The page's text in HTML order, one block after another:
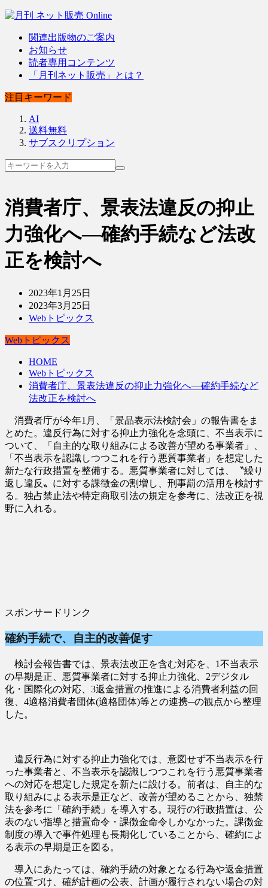
関連出版物のご案内
お知らせ
読者専用コンテンツ
「月刊ネット販売」とは？
注目キーワード
AI
送料無料
サブスクリプション
消費者庁、景表法違反の抑止
力強化へ―確約手続など法改
正を検討へ
2023年1月25日
2023年3月25日
Webトピックス
Webトピックス
HOME
Webトピックス
消費者庁、景表法違反の抑止力強化へ―確約手続など
法改正を検討へ
消費者庁が今年1月、「景品表示法検討会」の報告書をま
とめた。違反行為に対する抑止力強化を念頭に、不当表示に
ついて、「自主的な取り組みによる改善が望める事業者」、
「不当表示を認識しつつこれを行う悪質事業者」を想定した
新たな行政措置を整備する。悪質事業者に対しては、〝繰り
返し違反〟に対する課徴金の割増し、刑事罰の活用を検討す
る。独占禁止法や特定商取引法の規定を参考に、法改正を視
野に入れる。
スポンサードリンク
確約手続で、自主的改善促す
検討会報告書では、景表法改正を含む対応を、1不当表示
の早期是正、悪質事業者に対する抑止力強化、2デジタル
化・国際化の対応、3返金措置の推進による消費者利益の回
復、4適格消費者団体(適格団体)等との連携─の観点から整理
した。
違反行為に対する抑止力強化では、意図せず不当表示を行
った事業者と、不当表示を認識しつつこれを行う悪質事業者
への対応を想定した規定を新たに設ける。前者は、自主的な
取り組みによる表示是正など、改善が望めることから、独禁
法を参考に「確約手続」を導入する。現行の行政措置は、公
表のない指導と措置命令・課徴金命令しかなかった。課徴金
制度の導入で事件処理も長期化していることから、確約によ
る表示の早期是正を図る。
導入にあたっては、確約手続の対象となる行為や返金措置
の位置づけ、確約計画の公表、計画が履行されない場合の対